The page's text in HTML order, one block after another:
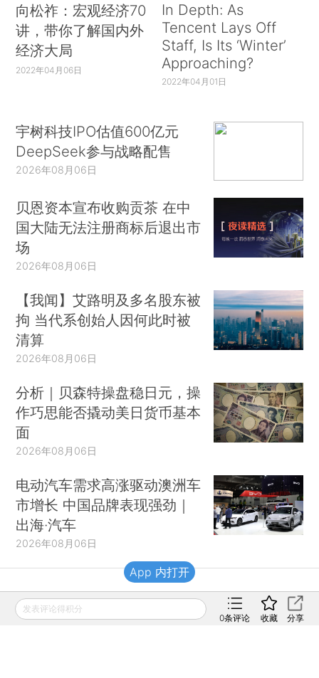
向松祚：宏观经济70
讲，带你了解国内外
经济大局
2022年04月06日
In Depth: As
Tencent Lays Off
Staff, Is Its ‘Winter’
Approaching?
2022年04月01日
宇树科技IPO估值600亿元
DeepSeek参与战略配售
2026年08月06日
贝恩资本宣布收购贡茶 在中
国大陆无法注册商标后退出市
场
2026年08月06日
【我闻】艾路明及多名股东被
拘 当代系创始人因何此时被
清算
2026年08月06日
分析｜贝森特操盘稳日元，操
作巧思能否撬动美日货币基本
面
2026年08月06日
电动汽车需求高涨驱动澳洲车
市增长 中国品牌表现强劲｜
出海·汽车
2026年08月06日
财新移动
发表评论得积分
0条评论 收藏 分享
App 内打开